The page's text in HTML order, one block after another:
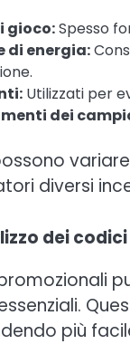
gioco:Spesso
di energia:
Utilizzati per
dei
diversi
dei
più